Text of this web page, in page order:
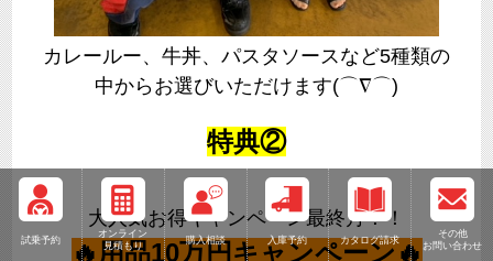
試乗予約
オンライン
見積もり
購入相談 入庫予約 カタログ請求
その他
お問い合わせ
カレールー、牛丼、パスタソースなど5種類の
中からお選びいただけます(⌒∇⌒)
特典②
大人気お得キャンペーン最終月！！
🔥用品10万円キャンペーン🔥